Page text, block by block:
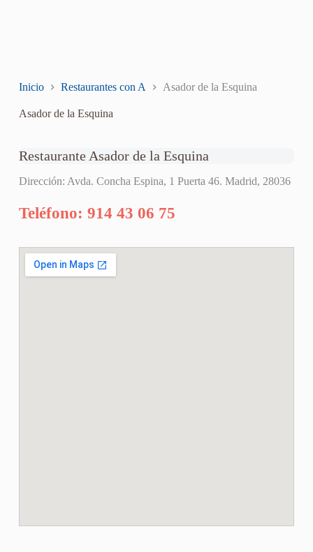
Inicio Restaurantes con A Asador de la Esquina
Asador de la Esquina
Restaurante Asador de la Esquina
Dirección: Avda. Concha Espina, 1 Puerta 46. Madrid, 28036
Teléfono: 914 43 06 75